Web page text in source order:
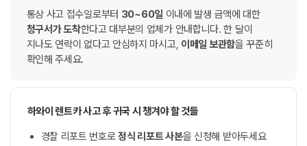
통상 사고 접수일로부터 30~60일 이내에 발생 금액에 대한
청구서가 도착한다고 대부분의 업체가 안내합니다. 한 달이
지나도 연락이 없다고 안심하지 마시고, 이메일 보관함을 꾸준히
확인해 주세요.
하와이 렌트카 사고 후 귀국 시 챙겨야 할 것들
경찰 리포트 번호로정식 리포트 사본을 신청해 받아두세요